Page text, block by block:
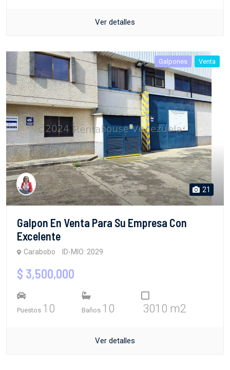
Ver detalles
Galpones Venta
21
Galpon En Venta Para Su Empresa Con
Excelente
Carabobo ID-MIO: 2029
$ 3,500,000
Puestos 10 Baños 10 3010 m2
Ver detalles